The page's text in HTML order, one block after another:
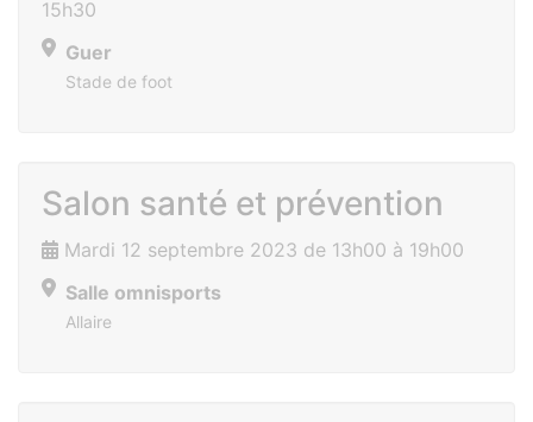
15h30
Guer
Stade de foot
Salon santé et prévention
Mardi 12 septembre 2023 de 13h00 à 19h00
Salle omnisports
Allaire